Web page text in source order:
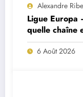
Alexandre
Ligue
quelle chaîne
match ?
6 Août 2026